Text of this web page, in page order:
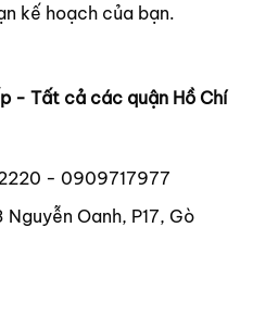
kế hoạch của bạn.
- Tất cả các quận Hồ Chí
- 0909717977
Oanh, P17, Gò